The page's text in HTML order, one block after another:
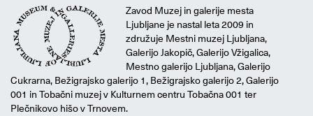
Zavod Muzej in galerije mesta
Ljubljane je nastal leta 2009 in
združuje Mestni muzej Ljubljana,
Galerijo Jakopič, Galerijo Vžigalica,
Mestno galerijo Ljubljana, Galerijo
Cukrarna, Bežigrajsko galerijo 1, Bežigrajsko galerijo 2, Galerijo
001 in Tobačni muzej v Kulturnem centru Tobačna 001 ter
Plečnikovo hišo v Trnovem.